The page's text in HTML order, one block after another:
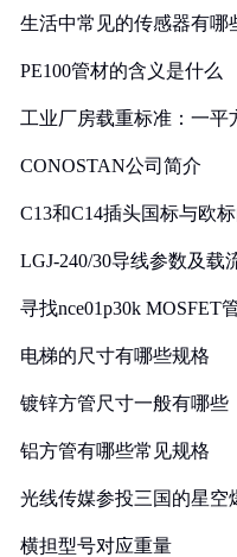
生活中常见的传感器有哪
PE100管材的含义是什么
工业厂房载重标准：一平
CONOSTAN公司简介
C13和C14插头国标与欧
LGJ-240/30导线参数及载
寻找nce01p30k MOSFET
电梯的尺寸有哪些规格
镀锌方管尺寸一般有哪些
铝方管有哪些常见规格
光线传媒参投三国的星空
横担型号对应重量